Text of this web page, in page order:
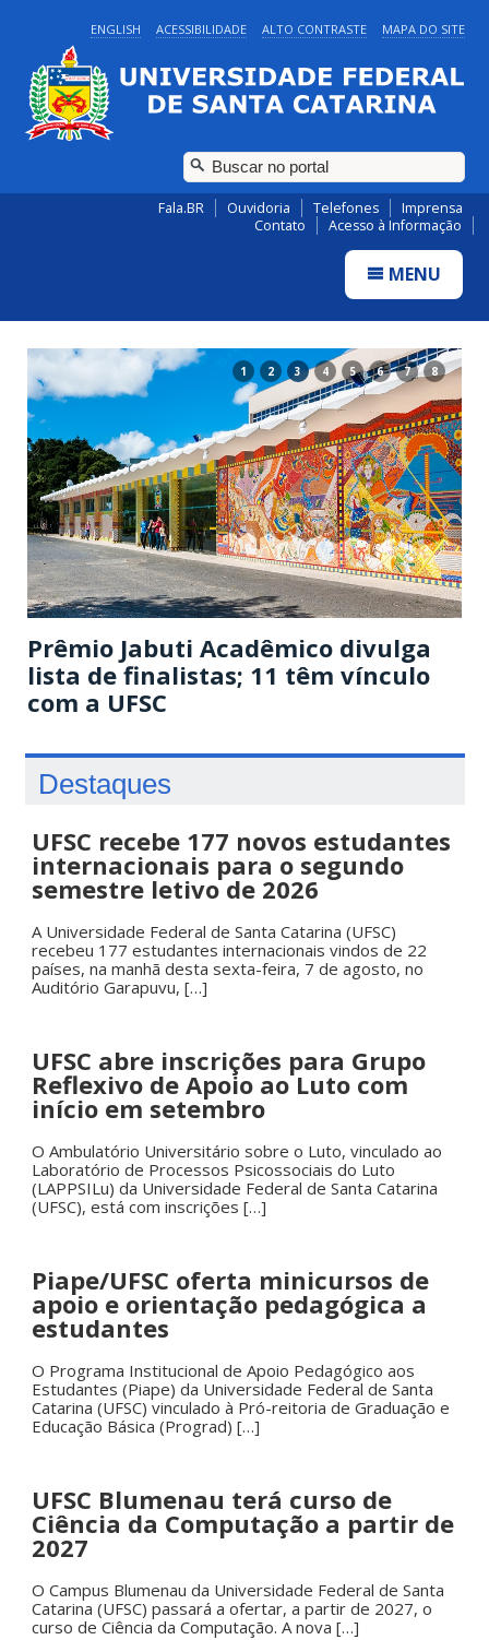
ENGLISH ACESSIBILIDADE ALTO CONTRASTE MAPA DO SITE
Imprensa
Telefones
Ouvidoria
Fala.BR
Acesso à Informação
Contato
MENU
Prêmio Jabuti Acadêmico divulga
lista de finalistas; 11 têm vínculo
com a UFSC
1 2 3 4 5 6 7 8
Destaques
UFSC recebe 177 novos estudantes
internacionais para o segundo
semestre letivo de 2026
A Universidade Federal de Santa Catarina (UFSC)
recebeu 177 estudantes internacionais vindos de 22
países, na manhã desta sexta-feira, 7 de agosto, no
Auditório Garapuvu, […]
UFSC abre inscrições para Grupo
Reflexivo de Apoio ao Luto com
início em setembro
O Ambulatório Universitário sobre o Luto, vinculado ao
Laboratório de Processos Psicossociais do Luto
(LAPPSILu) da Universidade Federal de Santa Catarina
(UFSC), está com inscrições […]
Piape/UFSC oferta minicursos de
apoio e orientação pedagógica a
estudantes
O Programa Institucional de Apoio Pedagógico aos
Estudantes (Piape) da Universidade Federal de Santa
Catarina (UFSC) vinculado à Pró-reitoria de Graduação e
Educação Básica (Prograd) […]
UFSC Blumenau terá curso de
Ciência da Computação a partir de
2027
O Campus Blumenau da Universidade Federal de Santa
Catarina (UFSC) passará a ofertar, a partir de 2027, o
curso de Ciência da Computação. A nova […]